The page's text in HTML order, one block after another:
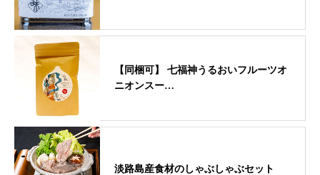
【同梱可】 七福神うるおいフルーツオ
ニオンスー…
淡路島産食材のしゃぶしゃぶセット